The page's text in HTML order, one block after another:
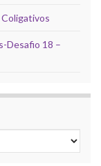
Desafio 18 –